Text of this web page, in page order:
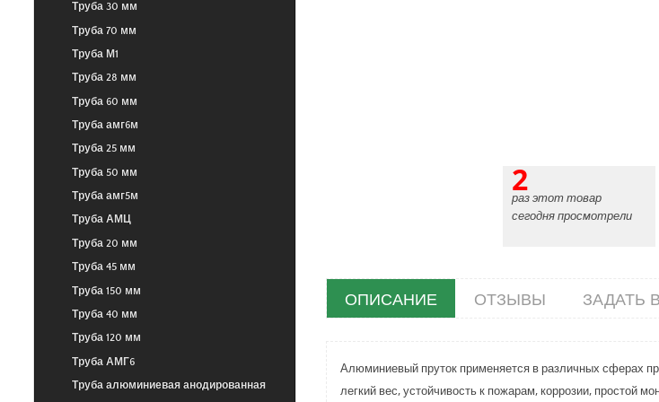
Труба 30 мм
Труба 70 мм
Труба М1
Труба 28 мм
Труба 60 мм
Труба амг6м
Труба 25 мм
Труба 50 мм
Труба амг5м
Труба АМЦ
Труба 20 мм
Труба 45 мм
Труба 150 мм
Труба 40 мм
Труба 120 мм
Труба АМГ6
Труба алюминиевая анодированная
2
раз этот товар
сегодня просмотрели
ОПИСАНИЕ ОТЗЫВЫ ЗАДАТЬ
Алюминиевый пруток применяется в различных сферах
легкий вес, устойчивость к пожарам, коррозии, простой